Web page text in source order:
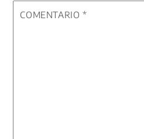
COMENTARIO*